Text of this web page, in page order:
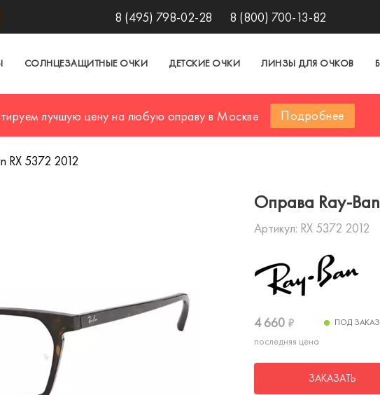
8 (495) 798-02-28 8 (800) 700-13-82
СОЛНЦЕЗАЩИТНЫЕ ОЧКИ ДЕТСКИЕ ОЧКИ ЛИНЗЫ ДЛЯ ОЧКОВ
лучшую цену на любую оправу в Москве Подробнее
RX 5372 2012
Оправа Ray-
Артикул: RX 5372 2012
4 660 ₽
последняя цена
ПОД ЗАКАЗ
ЗАКАЗАТЬ